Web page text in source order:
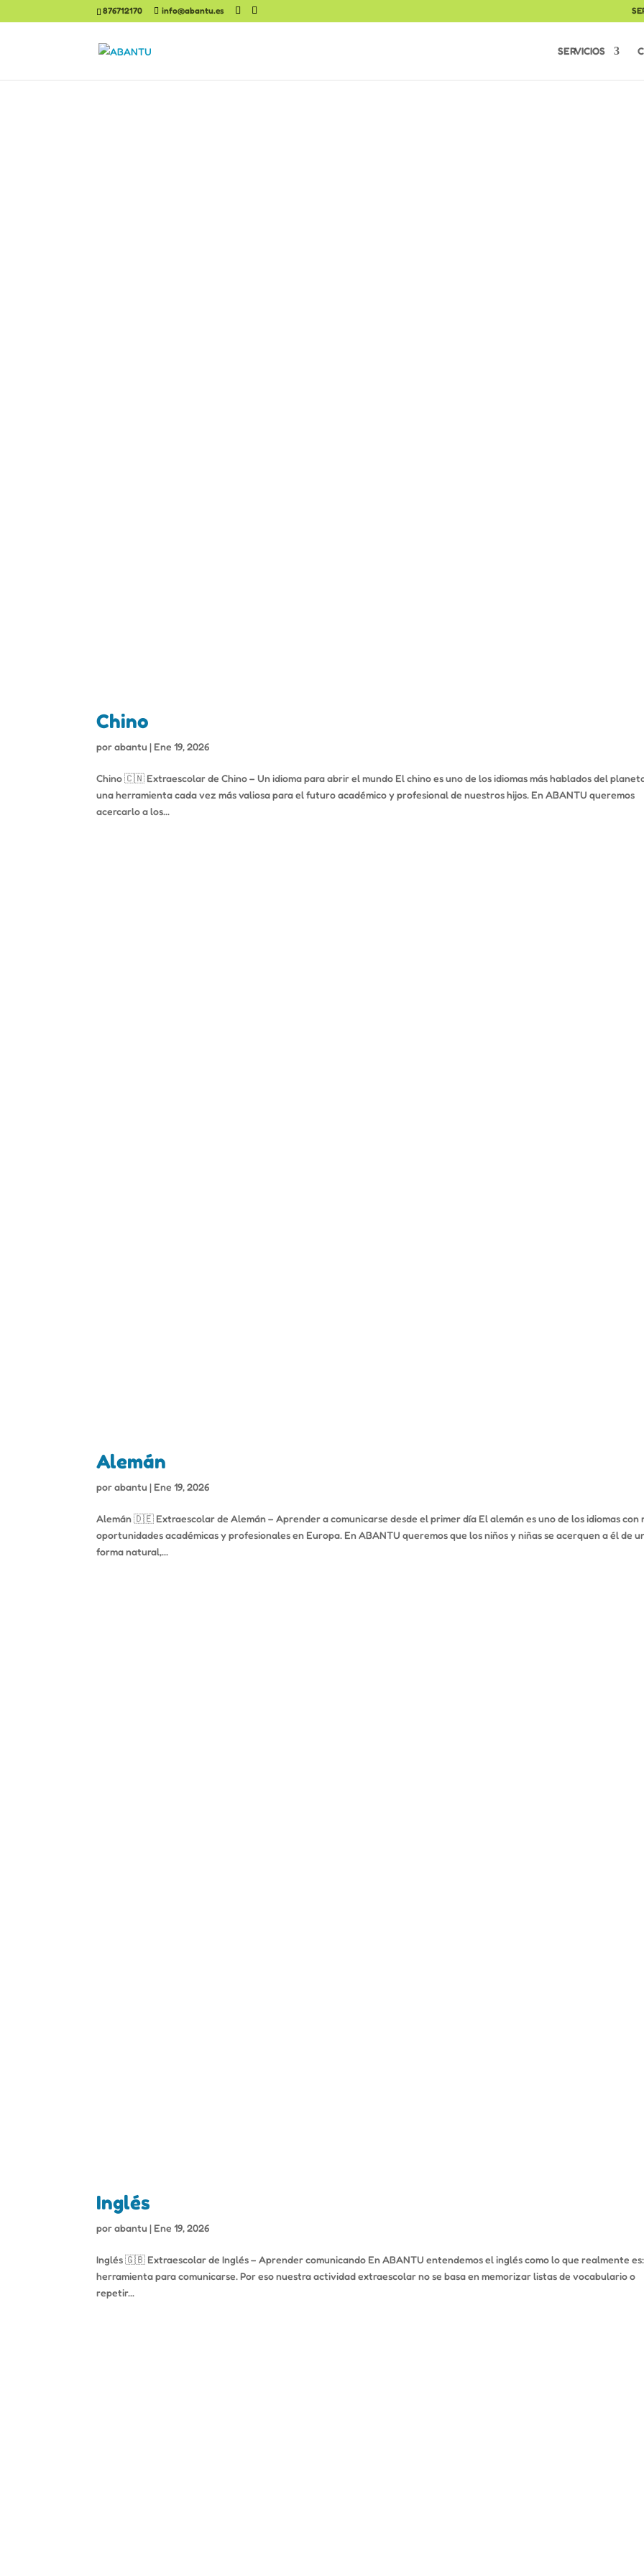
876712170 info@abantu.es
SERVICIOS
Chino
porabantu | Ene 19, 2026
Chino 🇨🇳 Extraescolar de Chino – Un idioma para abrir el mundo El chino es uno de los idiomas más hablados del
una herramienta cada vez más valiosa para el futuro académico y profesional de nuestros hijos. En ABANTU queremos
acercarlo a los...
Alemán
porabantu | Ene 19, 2026
Alemán 🇩🇪 Extraescolar de Alemán – Aprender a comunicarse desde el primer día El alemán es uno de los idiomas con
oportunidades académicas y profesionales en Europa. En ABANTU queremos que los niños y niñas se acerquen a él de
forma natural,...
Inglés
porabantu | Ene 19, 2026
Inglés 🇬🇧 Extraescolar de Inglés – Aprender comunicando En ABANTU entendemos el inglés como lo que realmente
herramienta para comunicarse. Por eso nuestra actividad extraescolar no se basa en memorizar listas de vocabulario o
repetir...